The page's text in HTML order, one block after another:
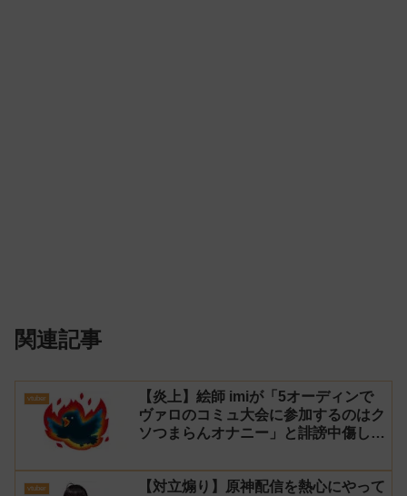
関連記事
vtuber
【炎上】絵師 imiが「5オーディンで
ヴァロのコミュ大会に参加するのはク
ソつまらんオナニー」と誹謗中傷し謝
レ
vtuber
【対立煽り】原神配信を熱心にやって